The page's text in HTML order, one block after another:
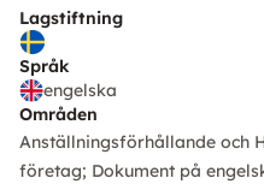
Lagstiftning
Språk
engelska
Områden
Anställningsförhållande och
företag Dokument på